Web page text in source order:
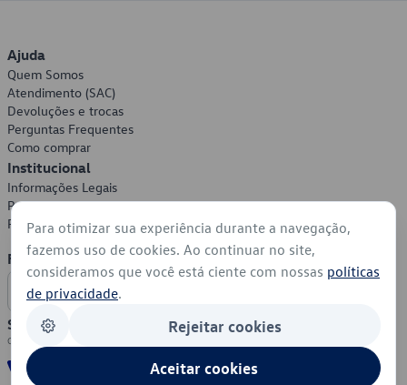
Ajuda
Quem Somos
Atendimento (SAC)
Devoluções e trocas
Perguntas Frequentes
Como comprar
Institucional
Informações Legais
Política de Privacidade
Política de Cookies
Formas de Pagamento
Segurança
Para otimizar sua experiência durante a navegação,
fazemos uso de cookies. Ao continuar no site,
consideramos que você está ciente com nossas políticas
de privacidade.
Rejeitar cookies
Aceitar cookies